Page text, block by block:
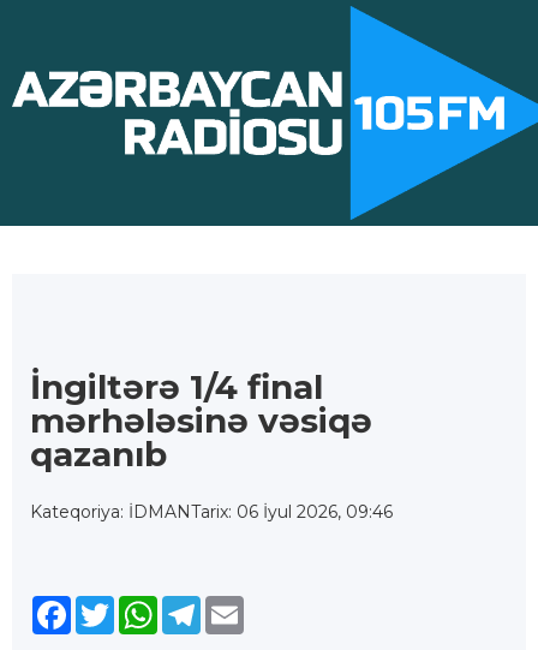
İngiltərə 1/4 final
mərhələsinə vəsiqə
qazanıb
Kateqoriya: İDMANTarix: 06 İyul 2026, 09:46
Facebook
TwitterWhatsApp
Telegram